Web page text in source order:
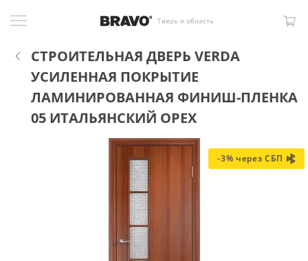
Тверь и область
СТРОИТЕЛЬНАЯ ДВЕРЬ VERDA
УСИЛЕННАЯ ПОКРЫТИЕ
ЛАМИНИРОВАННАЯ ФИНИШ-ПЛЕНКА
05 ИТАЛЬЯНСКИЙ ОРЕХ
-3% через СБП